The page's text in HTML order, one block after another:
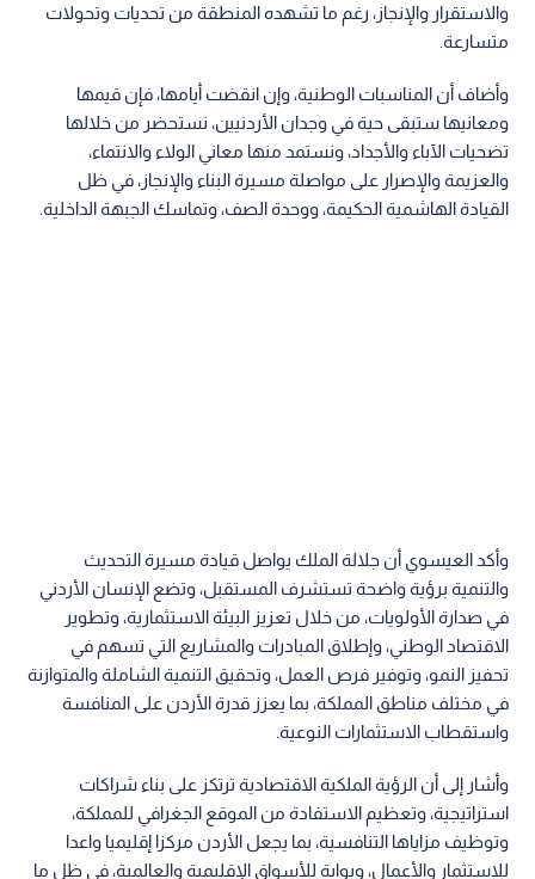
والاستقرار والإنجاز، رغم ما تشهده المنطقة من تحديات وتحولات
متسارعة.
وأضاف أن المناسبات الوطنية، وإن انقضت أيامها، فإن قيمها
ومعانيها ستبقى حية في وجدان الأردنيين، نستحضر من خلالها
تضحيات الآباء والأجداد، ونستمد منها معاني الولاء والانتماء،
والعزيمة والإصرار على مواصلة مسيرة البناء والإنجاز، في ظل
القيادة الهاشمية الحكيمة، ووحدة الصف، وتماسك الجبهة الداخلية.
وأكد العيسوي أن جلالة الملك يواصل قيادة مسيرة التحديث
والتنمية برؤية واضحة تستشرف المستقبل، وتضع الإنسان الأردني
في صدارة الأولويات، من خلال تعزيز البيئة الاستثمارية، وتطوير
الاقتصاد الوطني، وإطلاق المبادرات والمشاريع التي تسهم في
تحفيز النمو، وتوفير فرص العمل، وتحقيق التنمية الشاملة والمتوازنة
في مختلف مناطق المملكة، بما يعزز قدرة الأردن على المنافسة
واستقطاب الاستثمارات النوعية.
وأشار إلى أن الرؤية الملكية الاقتصادية ترتكز على بناء شراكات
استراتيجية، وتعظيم الاستفادة من الموقع الجغرافي للمملكة،
وتوظيف مزاياها التنافسية، بما يجعل الأردن مركزا إقليميا واعدا
للاستثمار والأعمال، وبوابة للأسواق الإقليمية والعالمية، في ظل ما